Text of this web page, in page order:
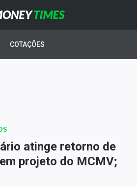
COTAÇÕES
atinge retorno de
projeto do MCMV;